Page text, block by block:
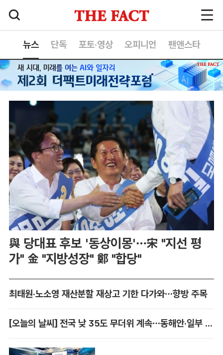
뉴스 단독 포토·영상 오피니언 팬앤스타
與 당대표 후보 '동상이몽'…宋 "지선 평
가" 金 "지방성장" 鄭 "합당"
최태원·노소영 재산분할 재상고 기한 다가와…향방 주목
[오늘의 날씨] 전국 낮 35도 무더위 계속…동해안·일부 지역 비